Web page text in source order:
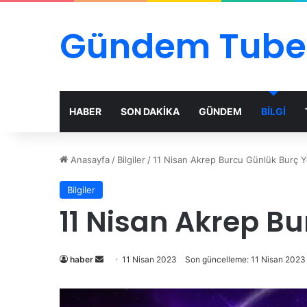
Gündem Tube
HABER SON DAKİKA GÜNDEM BİLGİ
Anasayfa / Bilgiler /11 Nisan Akrep Burcu Günlük Burç
Bilgiler
11 Nisan Akrep
haber
Bir
posta
11 Nisan 2023 Son güncelleme: 11 Nisan 2023